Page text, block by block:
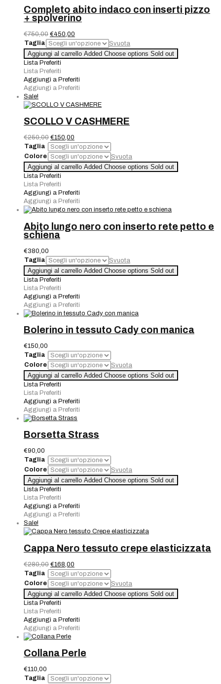
Completo abito indaco con inserti pizzo
+ spolverino
€750,00 Il
prezzo
originale
era:
€750,00.
€450,00
prezzo
attuale
è:
Taglia
Svuota
Completo
abito
indaco
con
inserti
pizzo
+
spolverino
quantità
Aggiungi al carrello Added Choose options Sold out
Lista Preferiti
Lista Preferiti
Aggiungi a Preferiti
Aggiungi a Preferiti
Sale!
SCOLLO V CASHMERE
€250,00 Il
prezzo
originale
era:
€250,00.
€150,00
prezzo
attuale
è:
€150,00.
Taglia
Colore
Svuota
SCOLLO
V
CASHMERE
quantità
Aggiungi al carrello Added Choose options Sold out
Lista Preferiti
Lista Preferiti
Aggiungi a Preferiti
Aggiungi a Preferiti
Abito lungo nero con inserto rete petto e
schiena
€380,00
Taglia
Svuota
Abito
lungo
nero
con
inserto
rete
petto
e
schiena
quantità
Aggiungi al carrello Added Choose options Sold out
Lista Preferiti
Lista Preferiti
Aggiungi a Preferiti
Aggiungi a Preferiti
Bolerino in tessuto Cady con manica
€150,00
Taglia
Colore
Svuota
Bolerino
in
tessuto
Cady
con
manica
quantità
Aggiungi al carrello Added Choose options Sold out
Lista Preferiti
Lista Preferiti
Aggiungi a Preferiti
Aggiungi a Preferiti
Borsetta Strass
€90,00
Taglia
Colore
Svuota
Borsetta
Strass
quantità
Aggiungi al carrello Added Choose options Sold out
Lista Preferiti
Lista Preferiti
Aggiungi a Preferiti
Aggiungi a Preferiti
Sale!
Cappa Nero tessuto crepe elasticizzata
€280,00 Il
prezzo
originale
era:
€280,00.
€168,00
prezzo
attuale
è:
€168,00.
Taglia
Colore
Svuota
Cappa
Nero
tessuto
crepe
elasticizzata
quantità
Aggiungi al carrello Added Choose options Sold out
Lista Preferiti
Lista Preferiti
Aggiungi a Preferiti
Aggiungi a Preferiti
Collana Perle
€110,00
Taglia